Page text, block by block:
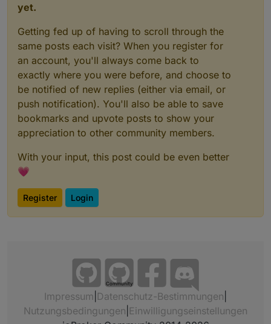
yet.
Getting fed up of having to scroll through the
same posts each visit? When you register for
an account, you'll always come back to
exactly where you were before, and choose to
be notified of new replies (either via email, or
push notification). You'll also be able to save
bookmarks and upvote posts to show your
appreciation to other community members.
With your input, this post could be even better
💗
Register Login
Community
Impressum Datenschutz-Bestimmungen
Nutzungsbedingungen Einwilligungseinstellungen